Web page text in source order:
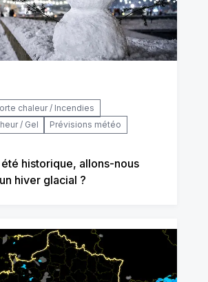
chaleur / Incendies
/ Gel
Prévisions météo
historique, allons-nous
hiver glacial ?